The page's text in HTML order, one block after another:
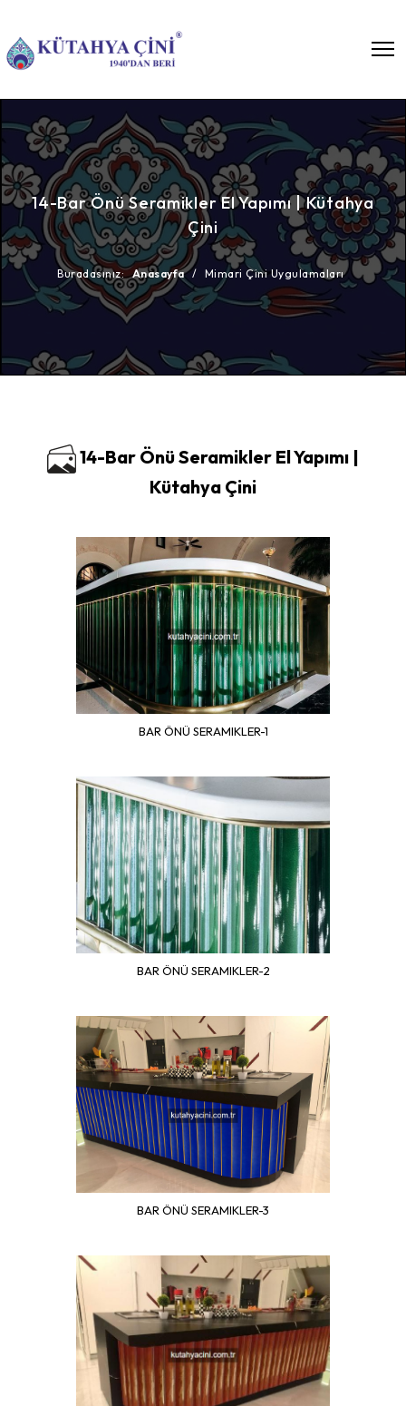
14-Bar Önü Seramikler El Yapımı | Kütahya
Çini
Buradasınız: Anasayfa / Mimari Çini Uygulamaları
14-Bar Önü Seramikler El Yapımı |
Kütahya Çini
BAR ÖNÜ SERAMIKLER-1
BAR ÖNÜ SERAMIKLER-2
BAR ÖNÜ SERAMIKLER-3